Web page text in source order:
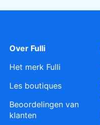
Over Fulli
Het merk Fulli
Les boutiques
Beoordelingen van
klanten